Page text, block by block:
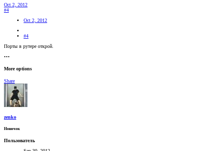
Oct 2, 2012
#4
Oct 2, 2012
#4
Порты в рутере открой.
•••
More options
Share
zenko
Новичок
Пользователь